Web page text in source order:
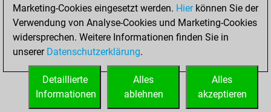
Türme auf der siebten
0
STARTSEITE
Marketing-Cookies eingesetzt werden. Hierkönnen Sie der
Verwendung von Analyse-Cookies und Marketing-Cookies
widersprechen. Weitere Informationen finden Sie in
unserer Datenschutzerklärung.
Alles
akzeptieren
Alles
ablehnen
Detaillierte
Informationen